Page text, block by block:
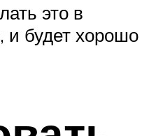
это в
и будет хорошо